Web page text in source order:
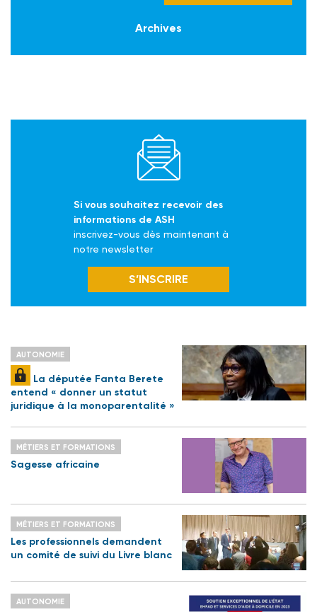
Archives
Si vous souhaitez recevoir des
informations de ASH
inscrivez-vous dès maintenant à
notre newsletter
S’INSCRIRE
AUTONOMIE
La députée Fanta Berete
entend « donner un statut
juridique à la monoparentalité »
MÉTIERS ET FORMATIONS
Sagesse africaine
MÉTIERS ET FORMATIONS
Les professionnels demandent
un comité de suivi du Livre blanc
AUTONOMIE